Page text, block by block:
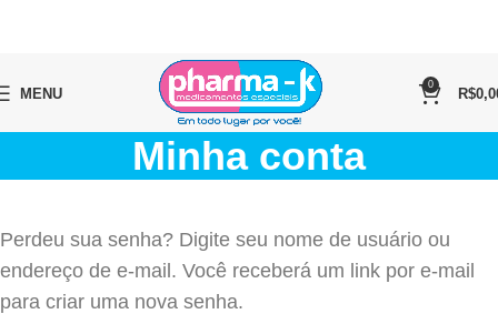
MENU
0
R$
Minha conta
Perdeu sua senha? Digite seu nome de usuário ou
endereço de e-mail. Você receberá um link por e-mail
para criar uma nova senha.